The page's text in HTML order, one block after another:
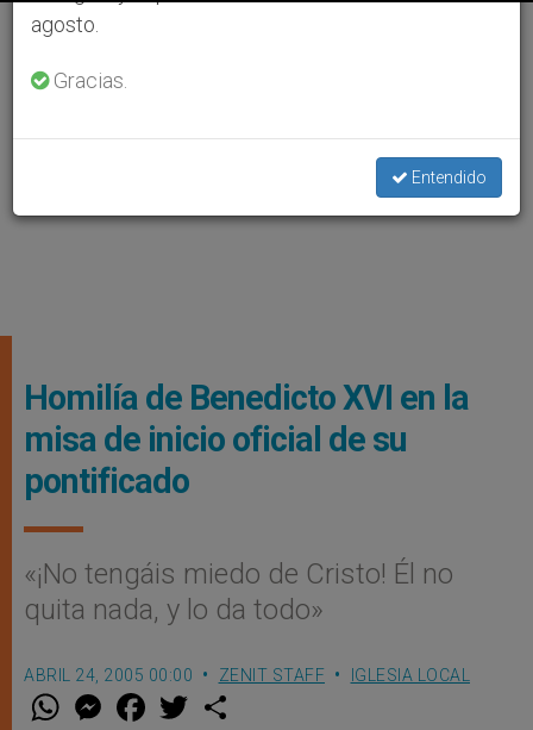
Homilía de Benedicto XVI en la
misa de inicio oficial de su
pontificado
«¡No tengáis miedo de Cristo! Él no
quita nada, y lo da todo»
ABRIL 24, 2005 00:00 ZENIT STAFF IGLESIA LOCAL
W M
e
F
a w
agosto.
Gracias.
Entendido